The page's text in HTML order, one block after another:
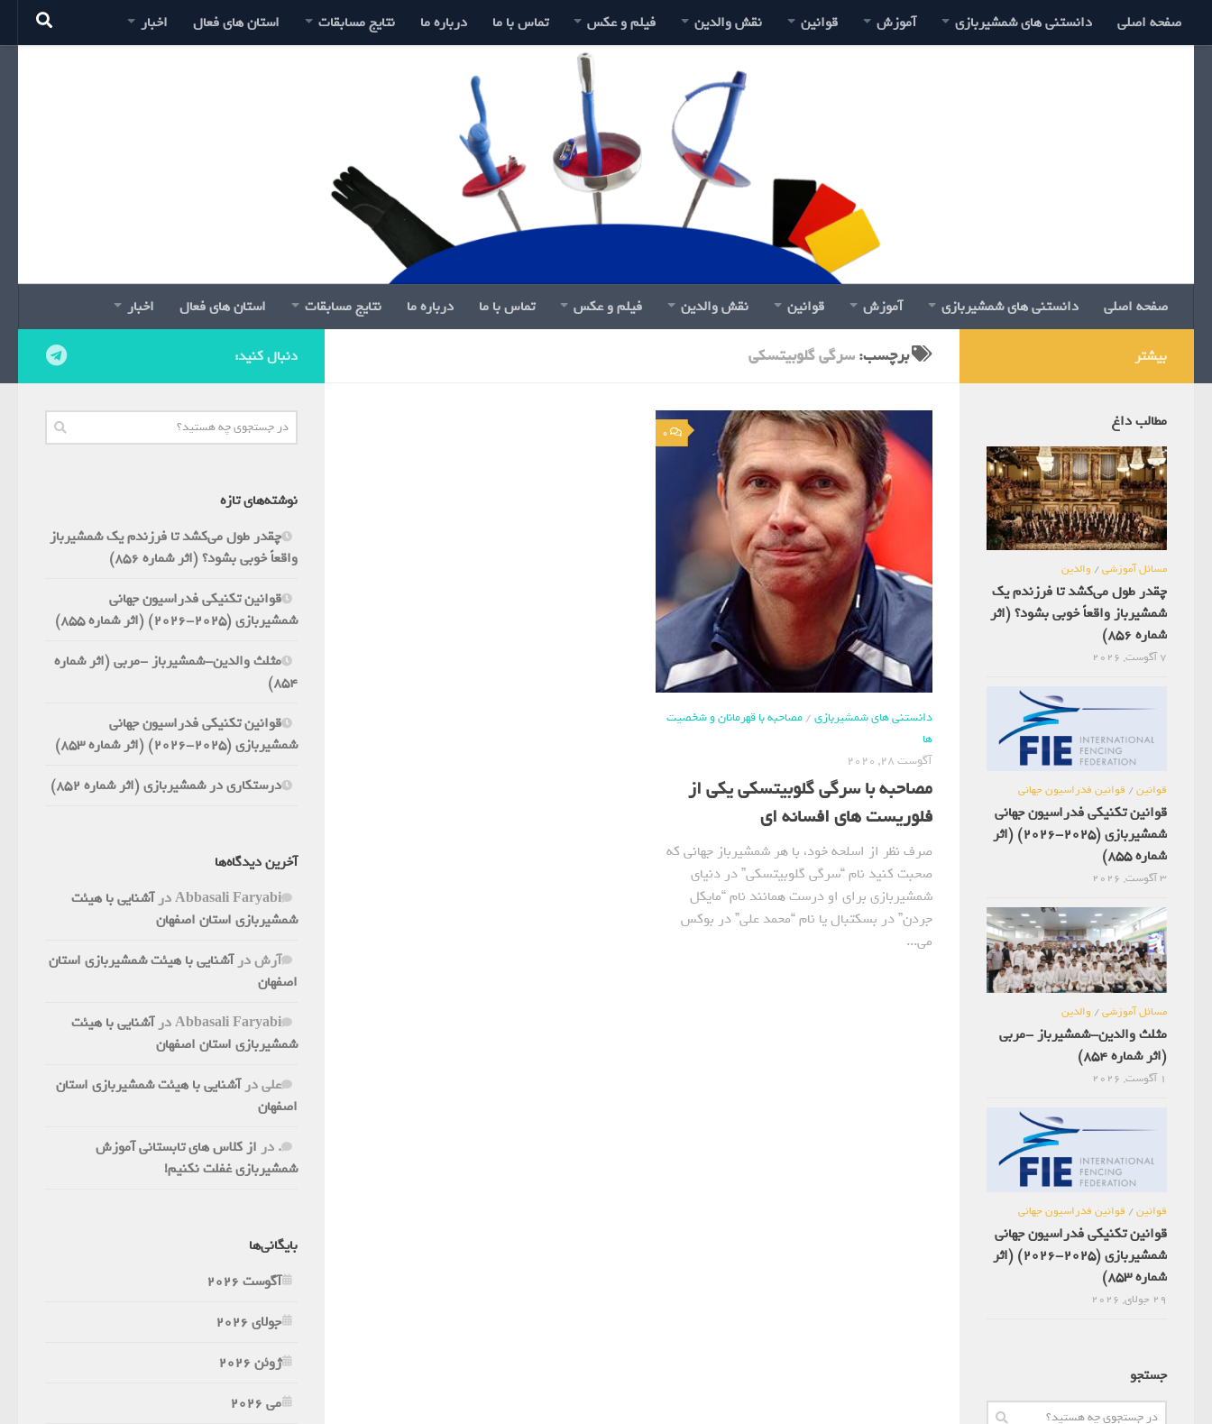
صفحه اصلی دانستنی های شمشیربازی آموزش قوانین نقش والدین فیلم و عکس تماس با ما درباره ما نتایج مسابقات استان های فعال اخبار
صفحه اصلی دانستنی های شمشیربازی آموزش قوانین نقش والدین فیلم و عکس تماس با ما درباره ما نتایج مسابقات استان های فعال اخبار
برچسب:سرگی گلوبیتسکی
0
دانستنی های شمشیربازی/مصاحبه با قهرمانان و شخصیت
ها
آگوست 28, 2020
مصاحبه با سرگی گلوبیتسکی یکی از
فلوریست های افسانه ای
صرف نظر از اسلحه خود، با هر شمشیرباز جهانی که
صحبت کنید نام “سرگی گلوبیتسکی” در دنیای
شمشیربازی برای او درست همانند نام “مایکل
جردن” در بسکتبال یا نام “محمد علی” در بوکس
می...
دنبال کنید:
نوشته‌های تازه
چقدر طول می‌کشد تا فرزندم یک شمشیرباز
واقعاً خوبی بشود؟ (اثر شماره 856)
قوانین تکنیکی فدراسیون جهانی
شمشیربازی (2025-2026) (اثر شماره 855)
مثلث والدین-شمشیرباز -مربی (اثر شماره
854)
قوانین تکنیکی فدراسیون جهانی
شمشیربازی (2025-2026) (اثر شماره 853)
درستکاری در شمشیربازی (اثر شماره 852)
آخرین دیدگاه‌ها
Abbasali Faryabiدرآشنایی با هیئت
شمشیربازی استان اصفهان
آرشدرآشنایی با هیئت شمشیربازی استان
اصفهان
Abbasali Faryabiدرآشنایی با هیئت
شمشیربازی استان اصفهان
علیدرآشنایی با هیئت شمشیربازی استان
اصفهان
. در از کلاس های تابستانی آموزش
شمشیربازی غفلت نکنیم!
بایگانی‌ها
آگوست 2026
جولای 2026
ژوئن 2026
می 2026
بیشتر
مطالب داغ
مسائل آموزشی/ والدین
چقدر طول می‌کشد تا فرزندم یک
شمشیرباز واقعاً خوبی بشود؟ (اثر
شماره 856)
7 آگوست, 2026
قوانین/ قوانین فدراسیون جهانی
قوانین تکنیکی فدراسیون جهانی
شمشیربازی (2025-2026) (اثر
شماره 855)
3 آگوست, 2026
مسائل آموزشی/ والدین
مثلث والدین-شمشیرباز -مربی
(اثر شماره 854)
1 آگوست, 2026
قوانین/ قوانین فدراسیون جهانی
قوانین تکنیکی فدراسیون جهانی
شمشیربازی (2025-2026) (اثر
شماره 853)
29 جولای, 2026
جستجو